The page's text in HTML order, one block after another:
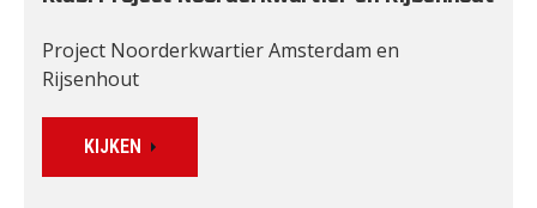
Project Noorderkwartier Amsterdam en
Rijsenhout
KIJKEN